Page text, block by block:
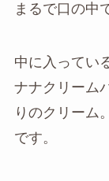
まるで口の中
中に入ってい
ナナクリーム
りのクリーム
です。